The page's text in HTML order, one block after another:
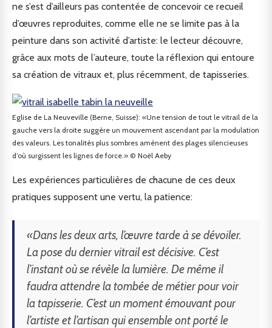
ne s’est d’ailleurs pas contentée de concevoir ce recueil
d’œuvres reproduites, comme elle ne se limite pas à la
peinture dans son activité d’artiste: le lecteur découvre,
grâce aux mots de l’auteure, toute la réflexion qui entoure
sa création de vitraux et, plus récemment, de tapisseries.
Eglise de La Neuveville (Berne, Suisse): «Une tension de tout le vitrail de la
gauche vers la droite suggère un mouvement ascendant par la modulation
des valeurs. Les tonalités plus sombres amènent des plages silencieuses
d’où surgissent les lignes de force.» © Noël Aeby
Les expériences particulières de chacune de ces deux
pratiques supposent une vertu, la patience:
«Dans les deux arts, l’œuvre tarde à se dévoiler.
La pose du dernier vitrail est décisive. C’est
l’instant où se révèle la lumière. De même il
faudra attendre la tombée de métier pour voir
la tapisserie. C’est un moment émouvant pour
l’artiste et l’artisan qui ensemble ont porté le